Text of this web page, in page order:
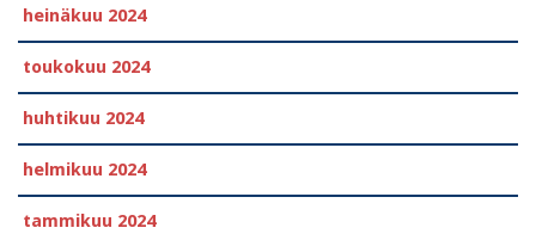
heinäkuu 2024
toukokuu 2024
huhtikuu 2024
helmikuu 2024
tammikuu 2024